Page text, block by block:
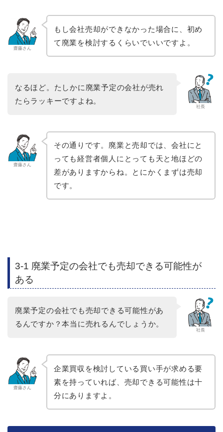
齋藤さん
もし会社売却ができなかった場合に、初め
て廃業を検討するくらいでいいですよ。
社長
なるほど。たしかに廃業予定の会社が売れ
たらラッキーですよね。
齋藤さん
その通りです。廃業と売却では、会社にと
っても経営者個人にとっても天と地ほどの
差がありますからね。とにかくまずは売却
です。
3-1 廃業予定の会社でも売却できる可能性が
ある
社長
廃業予定の会社でも売却できる可能性があ
るんですか？本当に売れるんでしょうか。
齋藤さん
企業買収を検討している買い手が求める要
素を持っていれば、売却できる可能性は十
分にありますよ。